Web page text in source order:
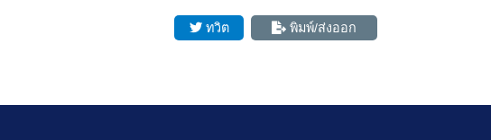
ทวิต พิมพ์/ส่งออก